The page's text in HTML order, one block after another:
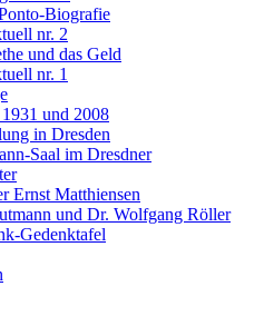
Biografie
nr. 2
und das Geld
nr. 1
und 2008
in Dresden
Saal im Dresdner
Ernst Matthiensen
und Dr. Wolfgang Röller
Gedenktafel